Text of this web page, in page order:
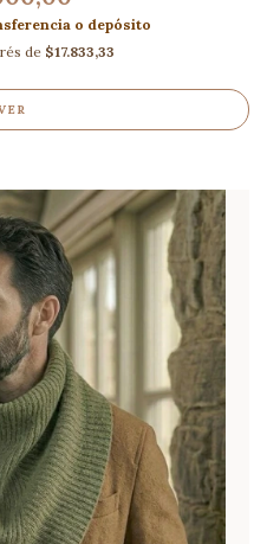
o depósito
de $17.833,33